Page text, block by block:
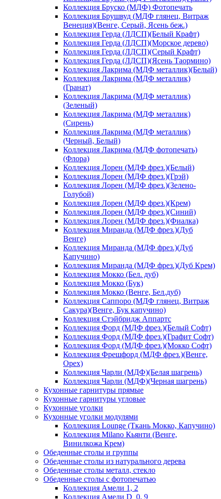
Коллекция Бруско (МДФ) Фотопечать
Коллекция Брушвуд (МДФ глянец, Витраж
Венеция)(Венге, Серый, Ясень беж.)
Коллекция Герда (ЛДСП)(Белый Крафт)
Коллекция Герда (ЛДСП)(Морское дерево)
Коллекция Герда (ЛДСП)(Серый Крафт)
Коллекция Герда (ЛДСП)(Ясень Таормино)
Коллекция Лакрима (МДФ металлик)(Белый)
Коллекция Лакрима (МДФ металлик)
(Гранат)
Коллекция Лакрима (МДФ металлик)
(Зеленый)
Коллекция Лакрима (МДФ металлик)
(Сирень)
Коллекция Лакрима (МДФ металлик)
(Черный, Белый)
Коллекция Лакрима (МДФ фотопечать)
(Флора)
Коллекция Лорен (МДФ фрез.)(Белый)
Коллекция Лорен (МДФ фрез.)(Грэй)
Коллекция Лорен (МДФ фрез.)(Зелено-
Голубой)
Коллекция Лорен (МДФ фрез.)(Крем)
Коллекция Лорен (МДФ фрез.)(Синий)
Коллекция Лорен (МДФ фрез.)(Фиалка)
Коллекция Миранда (МДФ фрез.)(Дуб
Венге)
Коллекция Миранда (МДФ фрез.)(Дуб
Капучино)
Коллекция Миранда (МДФ фрез.)(Дуб Крем)
Коллекция Мокко (Бел. дуб)
Коллекция Мокко (Бук)
Коллекция Мокко (Венге, Бел.дуб)
Коллекция Саппоро (МДФ глянец, Витраж
Сакура)(Венге, Бук капучино)
Коллекция Стэйбридж Аппартс
Коллекция Форд (МДФ фрез.)(Белый Софт)
Коллекция Форд (МДФ фрез.)(Графит Софт)
Коллекция Форд (МДФ фрез.)(Мокко Софт)
Коллекция Фрешфорд (МДФ фрез.)(Венге,
Орех)
Коллекция Чарли (МДФ)(Белая шагрень)
Коллекция Чарли (МДФ)(Черная шагрень)
Кухонные гарнитуры прямые
Кухонные гарнитуры угловые
Кухонные уголки
Кухонные уголки модулями
Коллекция Lounge (Ткань Мокко, Капучино)
Коллекция Milano Кьянти (Венге,
Винилкожа Крем)
Обеденные столы и группы
Обеденные столы из натурального дерева
Обеденные столы металл, стекло
Обеденные столы с фотопечатью
Коллекция Амели 1, 2
Коллекция Амели D_0, 9